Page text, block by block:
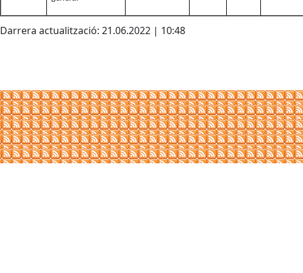
Darrera actualització: 21.06.2022 | 10:48